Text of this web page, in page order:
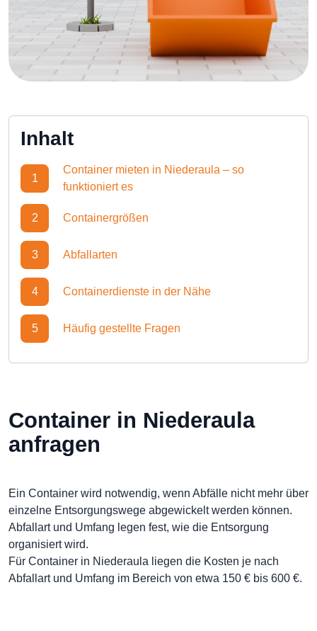
Inhalt
1
Container mieten in Niederaula – so
funktioniert es
2 Containergrößen
3 Abfallarten
4 Containerdienste in der Nähe
5 Häufig gestellte Fragen
Container in Niederaula
anfragen
Ein Container wird notwendig, wenn Abfälle nicht mehr über
einzelne Entsorgungswege abgewickelt werden können.
Abfallart und Umfang legen fest, wie die Entsorgung
organisiert wird.
Für Container in Niederaula liegen die Kosten je nach
Abfallart und Umfang im Bereich von etwa 150 € bis 600 €.